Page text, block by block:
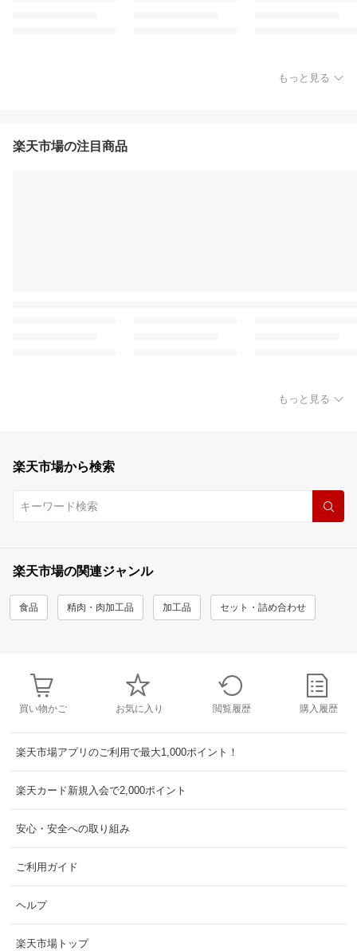
もっと見る
楽天市場の注目商品
もっと見る
楽天市場から検索
楽天市場の関連ジャンル
食品 精肉・肉加工品 加工品 セット・詰め合わせ
買い物かご お気に入り 閲覧履歴 購入履歴
楽天市場アプリのご利用で最大1,000ポイント！
楽天カード新規入会で2,000ポイント
安心・安全への取り組み
ご利用ガイド
ヘルプ
楽天市場トップ